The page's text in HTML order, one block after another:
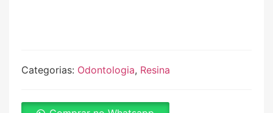
Categorias: Odontologia, Resina